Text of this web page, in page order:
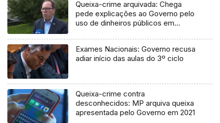
Queixa-crime arquivada: Chega
pede explicações ao Governo pelo
uso de dinheiros públicos em
Exames Nacionais: Governo recusa
adiar início das aulas do 3º ciclo
Queixa-crime contra
desconhecidos: MP arquiva queixa
apresentada pelo Governo em 2021